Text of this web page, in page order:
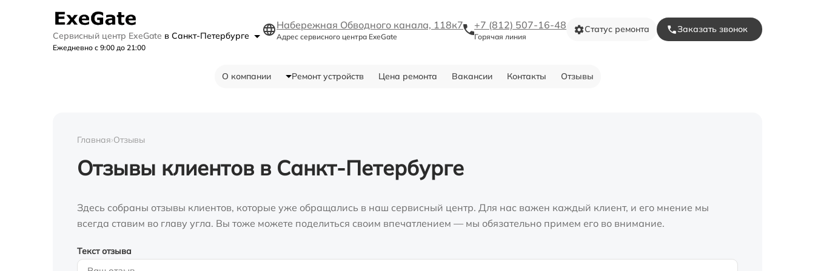
Сервисный центр ExeGate в Санкт-Петербурге
Ежедневно с 9:00 до 21:00
Набережная Обводного канала, 118к7
Адрес сервисного центра ExeGate
+7 (812) 507-16-48
Горячая линия
Статус ремонта Заказать звонок
О компании Ремонт устройств Цена ремонта Вакансии Контакты Отзывы
Главная›Отзывы
Отзывы клиентов в Санкт-Петербурге
Здесь собраны отзывы клиентов, которые уже обращались в наш сервисный центр. Для нас важен каждый клиент, и его мнение мы
всегда ставим во главу угла. Вы тоже можете поделиться своим впечатлением — мы обязательно примем его во внимание.
Текст отзыва